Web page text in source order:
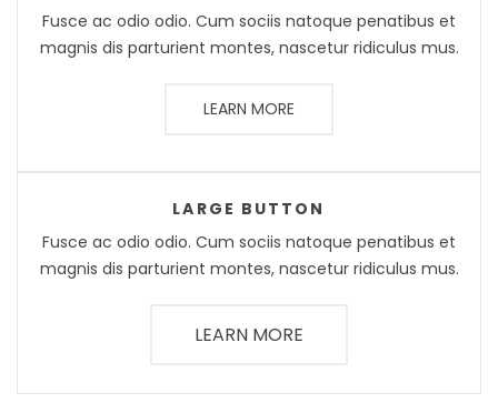
Fusce ac odio odio. Cum sociis natoque penatibus et
magnis dis parturient montes, nascetur ridiculus mus.
LEARN MORE
LARGE BUTTON
Fusce ac odio odio. Cum sociis natoque penatibus et
magnis dis parturient montes, nascetur ridiculus mus.
LEARN MORE